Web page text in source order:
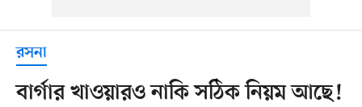
রসনা
বার্গার খাওয়ারও নাকি সঠিক নিয়ম আছে!